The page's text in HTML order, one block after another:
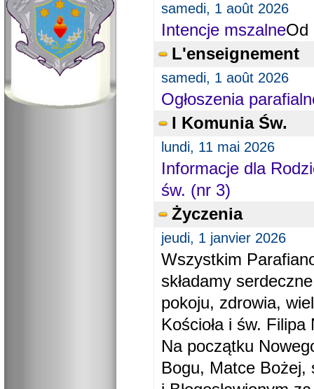
samedi, 1 août 2026
Intencje mszalneOd
L'enseignement
samedi, 1 août 2026
Ogłoszenia
I Komunia Św.
lundi, 11 mai 2026
Informacje dla
św. (nr 3)
Życzenia
jeudi, 1 janvier 2026
Wszystkim
składamy
pokoju, zdrowia,
Kościoła i św. Filipa
Na początku
Bogu, Matce Bożej,